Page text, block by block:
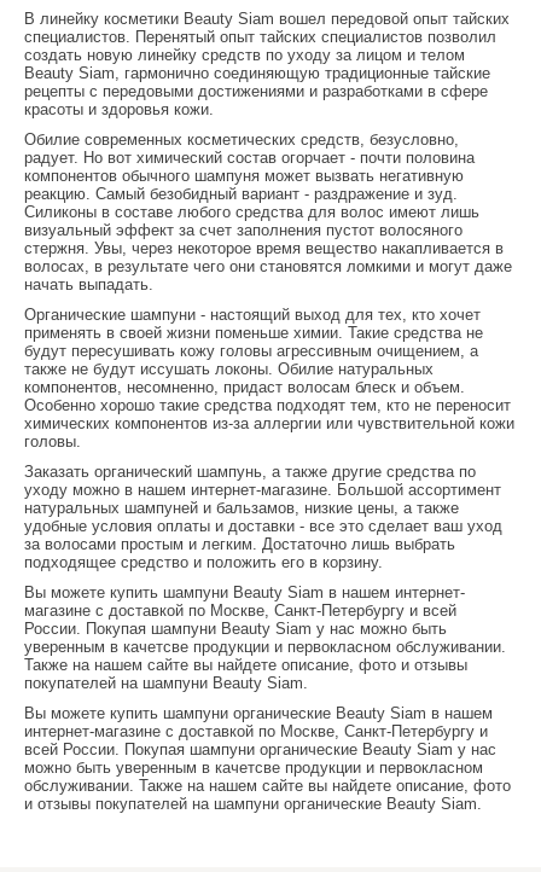
В линейку косметики Beauty Siam вошел передовой опыт тайских
специалистов. Перенятый опыт тайских специалистов позволил
создать новую линейку средств по уходу за лицом и телом
Beauty Siam, гармонично соединяющую традиционные тайские
рецепты с передовыми достижениями и разработками в сфере
красоты и здоровья кожи.
Обилие современных косметических средств, безусловно,
радует. Но вот химический состав огорчает - почти половина
компонентов обычного шампуня может вызвать негативную
реакцию. Самый безобидный вариант - раздражение и зуд.
Силиконы в составе любого средства для волос имеют лишь
визуальный эффект за счет заполнения пустот волосяного
стержня. Увы, через некоторое время вещество накапливается в
волосах, в результате чего они становятся ломкими и могут даже
начать выпадать.
Органические шампуни - настоящий выход для тех, кто хочет
применять в своей жизни поменьше химии. Такие средства не
будут пересушивать кожу головы агрессивным очищением, а
также не будут иссушать локоны. Обилие натуральных
компонентов, несомненно, придаст волосам блеск и объем.
Особенно хорошо такие средства подходят тем, кто не переносит
химических компонентов из-за аллергии или чувствительной кожи
головы.
Заказать органический шампунь, а также другие средства по
уходу можно в нашем интернет-магазине. Большой ассортимент
натуральных шампуней и бальзамов, низкие цены, а также
удобные условия оплаты и доставки - все это сделает ваш уход
за волосами простым и легким. Достаточно лишь выбрать
подходящее средство и положить его в корзину.
Вы можете купить шампуни Beauty Siam в нашем интернет-
магазине с доставкой по Москве, Санкт-Петербургу и всей
России. Покупая шампуни Beauty Siam у нас можно быть
уверенным в качетсве продукции и первокласном обслуживании.
Также на нашем сайте вы найдете описание, фото и отзывы
покупателей на шампуни Beauty Siam.
Вы можете купить шампуни органические Beauty Siam в нашем
интернет-магазине с доставкой по Москве, Санкт-Петербургу и
всей России. Покупая шампуни органические Beauty Siam у нас
можно быть уверенным в качетсве продукции и первокласном
обслуживании. Также на нашем сайте вы найдете описание, фото
и отзывы покупателей на шампуни органические Beauty Siam.